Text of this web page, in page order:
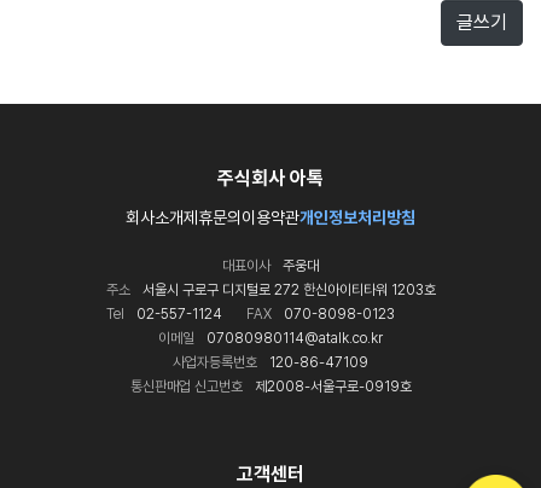
글쓰기
주식회사 아톡
회사소개제휴문의 이용약관개인정보처리방침
대표이사
주웅대
주소
서울시 구로구 디지털로 272 한신아이티타워 1203호
Tel
02-557-1124 FAX
070-8098-0123
이메일
07080980114@atalk.co.kr
사업자등록번호
120-86-47109
통신판매업 신고번호
제2008-서울구로-0919호
고객센터